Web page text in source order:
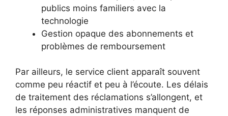
publics moins familiers avec la
technologie
Gestion opaque des abonnements et
problèmes de remboursement
Par ailleurs, le service client apparaît souvent
comme peu réactif et peu à l’écoute. Les délais
de traitement des réclamations s’allongent, et
les réponses administratives manquent de